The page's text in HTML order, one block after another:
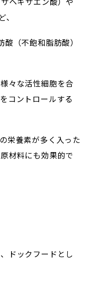
（不飽和脂肪酸）
々な活性細胞を合
コントロールする
栄養素が多く入った
材料にも効果的で
ドックフードとし